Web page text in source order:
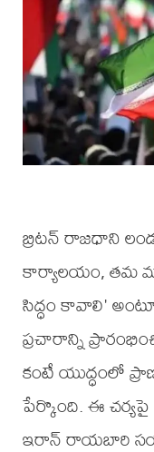
బ్రిటన్ రాజధాని
కార్యాలయం, తమ
సిద్ధం కావాలి'
ప్రచారాన్ని
కంటే యుద్ధంలో
పేర్కొంది. ఈ చర్యపై
ఇరాన్ రాయబారి